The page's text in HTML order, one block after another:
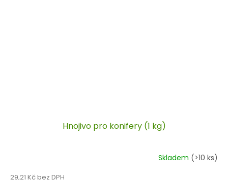
Hnojivo pro konifery (1 kg)
Skladem (>10 ks)
29,21 Kč bez DPH